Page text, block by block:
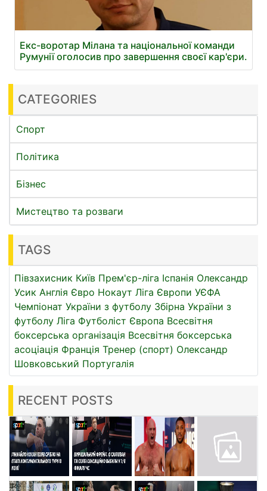
Екс-воротар Мілана та національної команди
Румунії оголосив про завершення своєї кар'єри.
CATEGORIES
Спорт
Політика
Бізнес
Мистецтво та розваги
TAGS
Півзахисник Київ Прем'єр-ліга Іспанія Олександр
Усик Англія Євро Нокаут Ліга Європи УЄФА
Чемпіонат України з футболу Збірна України з
футболу Ліга Футболіст Європа Всесвітня
боксерська організація Всесвітня боксерська
асоціація Франція Тренер (спорт) Олександр
Шовковський Португалія
RECENT POSTS